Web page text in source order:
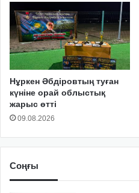
Нұркен Әбдіровтың туған
күніне орай облыстық
жарыс өтті
09.08.2026
Соңғы